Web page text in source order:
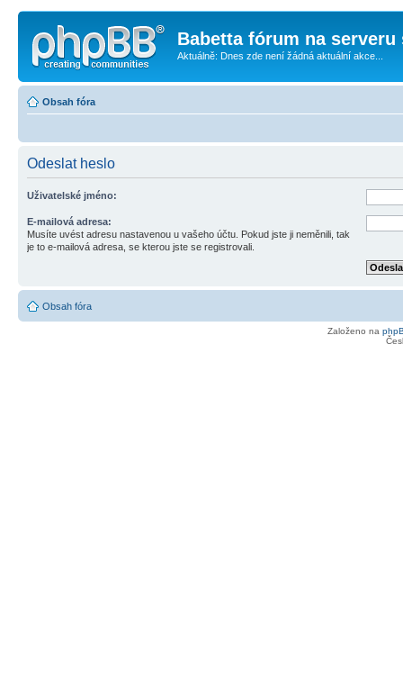
Babetta fórum na serveru
Aktuálně: Dnes zde není žádná aktuální akce...
Obsah fóra
Odeslat heslo
Uživatelské jméno:
E-mailová adresa:
Musíte uvést adresu nastavenou u vašeho účtu. Pokud jste ji neměnili, tak
je to e-mailová adresa, se kterou jste se registrovali.
Obsah fóra
Založeno na